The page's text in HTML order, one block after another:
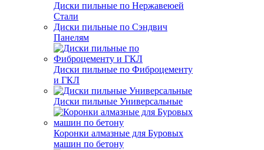
Диски пильные по Нержавеюей
Стали
Диски пильные по Сэндвич
Панелям
Диски пильные по Фиброцементу
и ГКЛ
Диски пильные Универсальные
Коронки алмазные для Буровых
машин по бетону